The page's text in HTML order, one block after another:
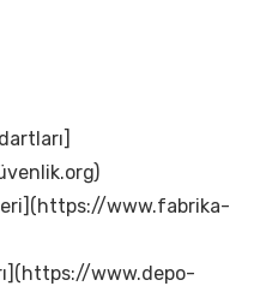
www.fabrika-
www.depo-